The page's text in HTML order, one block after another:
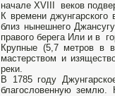
начале XVIII веков
К времени
близ нынешнего
правого берега Или и в
Крупные (5,7 метров в
мастерством и
реки.
В 1785 году
благословенную